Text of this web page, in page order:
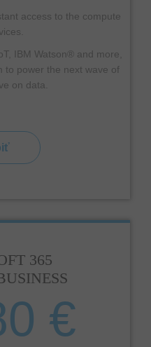
access to the compute
IBM Watson® and more,
to power the next wave of
on data.
365
€